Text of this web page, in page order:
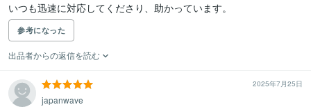
いつも迅速に対応してくださり、助かっています。
参考になった
出品者からの返信を読む
2025年7月25日
japanwave